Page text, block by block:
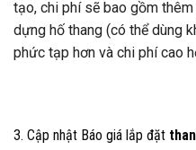
tạo, chi phí sẽ bao gồm
dựng hố thang (có thể dùng
phức tạp hơn và chi phí cao
3. Cập nhật Báo giá lắp đặt